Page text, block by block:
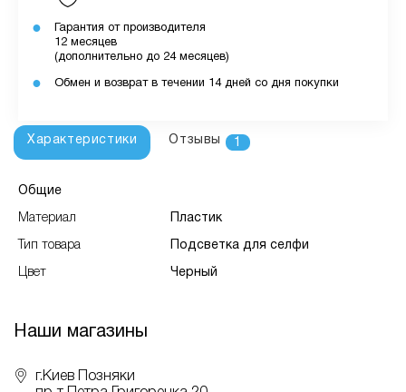
Гарантия от производителя
12 месяцев
(дополнительно до 24 месяцев)
Обмен и возврат в течении 14 дней со дня покупки
Характеристики Отзывы 1
Общие
Материал Пластик
Тип товара Подсветка для селфи
Цвет Черный
Наши магазины
г.Киев Позняки